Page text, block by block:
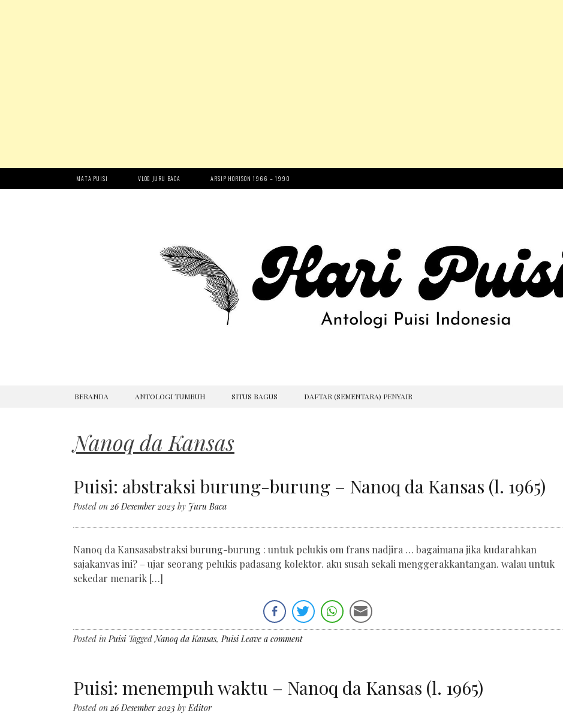
MATA PUISI VLOG JURU BACA ARSIP HORISON 1966 – 1990
SKIP
BERANDA ANTOLOGI TUMBUH SITUS BAGUS DAFTAR (SEMENTARA) PENYAIR
Nanoq da Kansas
Puisi: abstraksi burung-burung – Nanoq da Kansas (l. 1965)
Posted on 26 Desember 2023 by Juru Baca
Nanoq da Kansasabstraksi burung-burung : untuk pelukis om frans nadjira … bagaimana jika kudarahkan
sajakanvas ini? – ujar seorang pelukis padasang kolektor. aku susah sekali menggerakkantangan. walau untuk
sekedar menarik […]
Posted inPuisi TaggedNanoq da Kansas,Puisi Leave a comment
Puisi: menempuh waktu – Nanoq da Kansas (l. 1965)
Posted on 26 Desember 2023 byEditor